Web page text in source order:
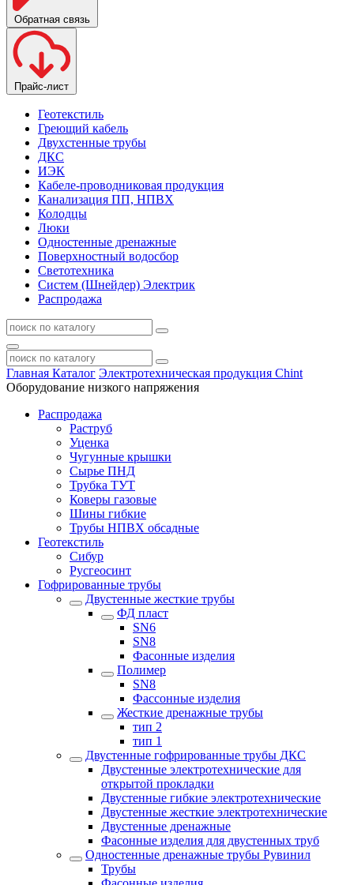
Обратная связь
Прайс-лист
Геотекстиль
Греющий кабель
Двухстенные трубы
ДКС
ИЭК
Кабеле-проводниковая продукция
Канализация ПП, НПВХ
Колодцы
Люки
Одностенные дренажные
Поверхностный водосбор
Светотехника
Систем (Шнейдер) Электрик
Распродажа
Главная Каталог Электротехническая продукция Chint
Оборудование низкого напряжения
Распродажа
Раструб
Уценка
Чугунные крышки
Сырье ПНД
Трубка ТУТ
Коверы газовые
Шины гибкие
Трубы НПВХ обсадные
Геотекстиль
Сибур
Русгеосинт
Гофрированные трубы
Двустенные жесткие трубы
ФД пласт
SN6
SN8
Фасонные изделия
Полимер
SN8
Фассонные изделия
Жесткие дренажные трубы
тип 2
тип 1
Двустенные гофрированные трубы ДКС
Двустенные электротехнические для
открытой прокладки
Двустенные гибкие электротехнические
Двустенные жесткие электротехнические
Двустенные дренажные
Фасонные изделия для двустенных труб
Одностенные дренажные трубы Рувинил
Трубы